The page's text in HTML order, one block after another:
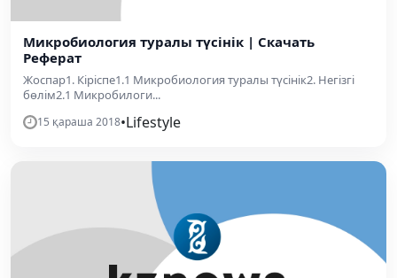
Микробиология туралы түсінік | Скачать
Реферат
Жоспар1. Кіріспе1.1 Микробиология туралы түсінік2. Негізгі
бөлім2.1 Микробилоги...
15 қараша 2018•Lifestyle